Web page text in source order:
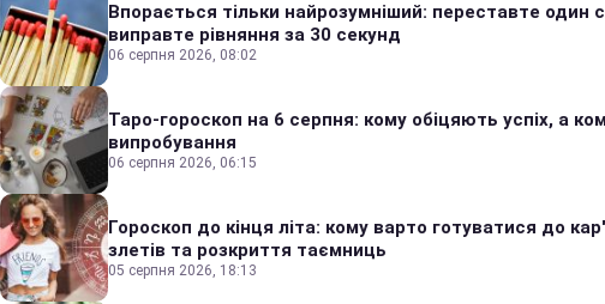
Впорається тільки найрозумніший: переставте один
виправте рівняння за 30 секунд
06 серпня 2026, 08:02
Таро-гороскоп на 6 серпня: кому обіцяють успіх, а
випробування
06 серпня 2026, 06:15
Гороскоп до кінця літа: кому варто готуватися до
злетів та розкриття таємниць
05 серпня 2026, 18:13